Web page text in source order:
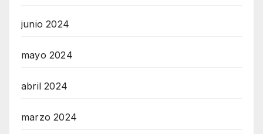
junio 2024
mayo 2024
abril 2024
marzo 2024